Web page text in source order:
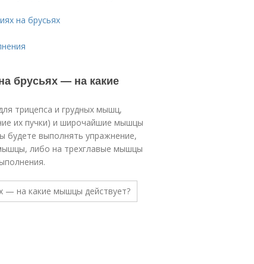
на брусьях
брусьях — на какие
трицепса и грудных мышц,
их пучки) и широчайшие мышцы
будете выполнять упражнение,
либо на трехглавые мышцы